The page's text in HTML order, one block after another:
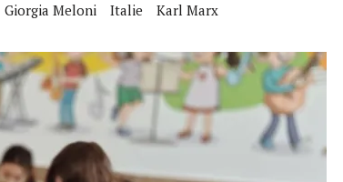
Giorgia Meloni Italie
Karl Marx